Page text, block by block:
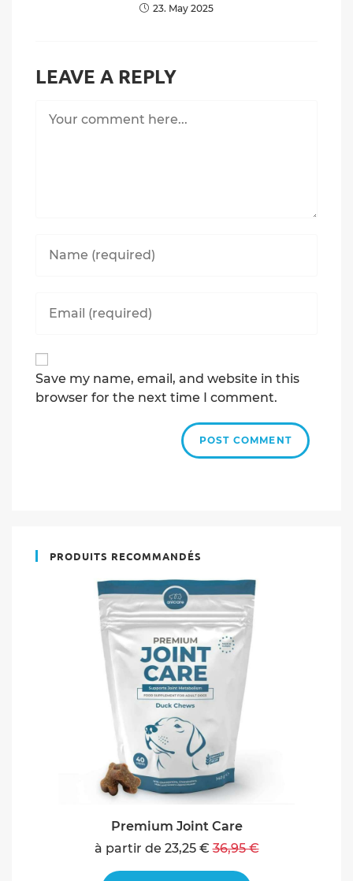
23. May 2025
LEAVE A REPLY
your
username
your
to
comment
Save my name, email, and website in this
browser for the next time I comment.
PRODUITS RECOMMANDÉS
Premium Joint Care
à partir de 23,25 €36,95 €